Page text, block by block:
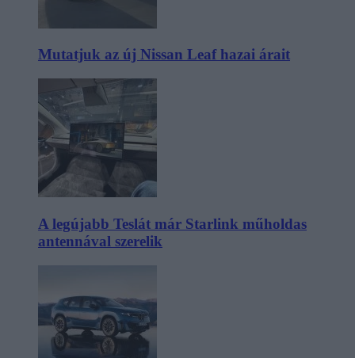
Mutatjuk az új Nissan Leaf hazai árait
A legújabb Teslát már Starlink műholdas
antennával szerelik